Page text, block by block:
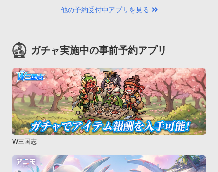
他の予約受付中アプリを見る
ガチャ実施中の事前予約アプリ
W三国志